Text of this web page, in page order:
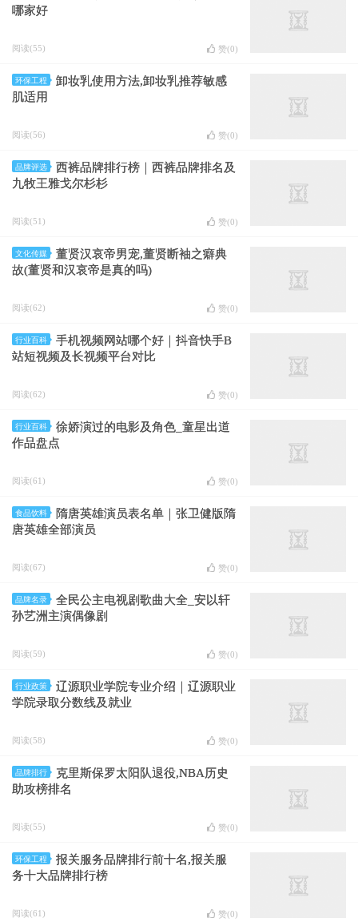
哪家好
阅读(55) 赞(0)
环保工程
卸妆乳使用方法,卸妆乳推荐敏感
肌适用
阅读(56) 赞(0)
品牌评选
西裤品牌排行榜｜西裤品牌排名及
九牧王雅戈尔杉杉
阅读(51) 赞(0)
文化传媒
董贤汉哀帝男宠,董贤断袖之癖典
故(董贤和汉哀帝是真的吗)
阅读(62) 赞(0)
行业百科
手机视频网站哪个好｜抖音快手B
站短视频及长视频平台对比
阅读(62) 赞(0)
行业百科
徐娇演过的电影及角色_童星出道
作品盘点
阅读(61) 赞(0)
食品饮料
隋唐英雄演员表名单｜张卫健版隋
唐英雄全部演员
阅读(67) 赞(0)
品牌名录
全民公主电视剧歌曲大全_安以轩
孙艺洲主演偶像剧
阅读(59) 赞(0)
行业政策
辽源职业学院专业介绍｜辽源职业
学院录取分数线及就业
阅读(58) 赞(0)
品牌排行
克里斯保罗太阳队退役,NBA历史
助攻榜排名
阅读(55) 赞(0)
环保工程
报关服务品牌排行前十名,报关服
务十大品牌排行榜
阅读(61) 赞(0)